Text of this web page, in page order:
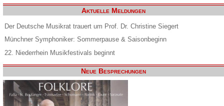
Aktuelle Meldungen
Der Deutsche Musikrat trauert um Prof. Dr. Christine Siegert
Münchner Symphoniker: Sommerpause & Saisonbeginn
22. Niederrhein Musikfestivals beginnt
Neue Besprechungen